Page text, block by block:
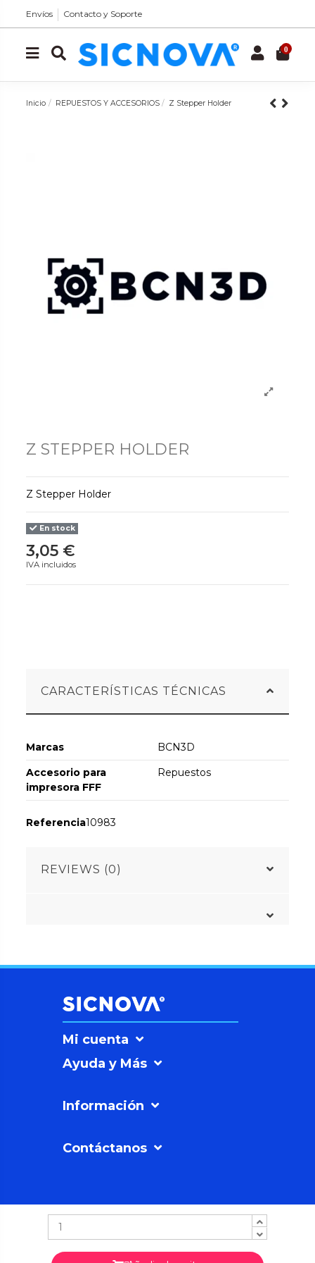
Envíos Contacto y Soporte
0
Inicio REPUESTOS Y ACCESORIOS Z Stepper Holder
Z STEPPER HOLDER
Z Stepper Holder
En stock
3,05 €
IVA incluidos
CARACTERÍSTICAS TÉCNICAS
Marcas
BCN3D
Accesorio para
impresora FFF
Repuestos
Referencia10983
REVIEWS (0)
Mi cuenta
Ayuda y Más
Información
Contáctanos
SICNOVAº
©2026Soluciones
Sicnova SL |Política
de Privacidad